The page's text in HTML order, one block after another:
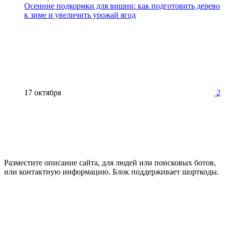
Осенние подкормки для вишни: как подготовить дерево
к зиме и увеличить урожай ягод
17 октября 2
Разместите описание сайта, для людей или поисковых ботов,
или контактную информацию. Блок поддерживает шорткоды.